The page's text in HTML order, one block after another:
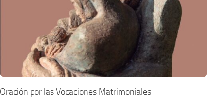
Oración por las Vocaciones Matrimoniales